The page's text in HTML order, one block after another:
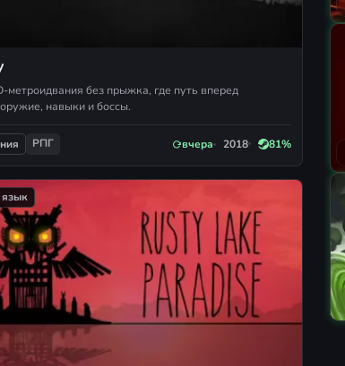
метроидвания без прыжка, где путь вперед
навыки и боссы.
РПГ вчера 2018 81%
язык